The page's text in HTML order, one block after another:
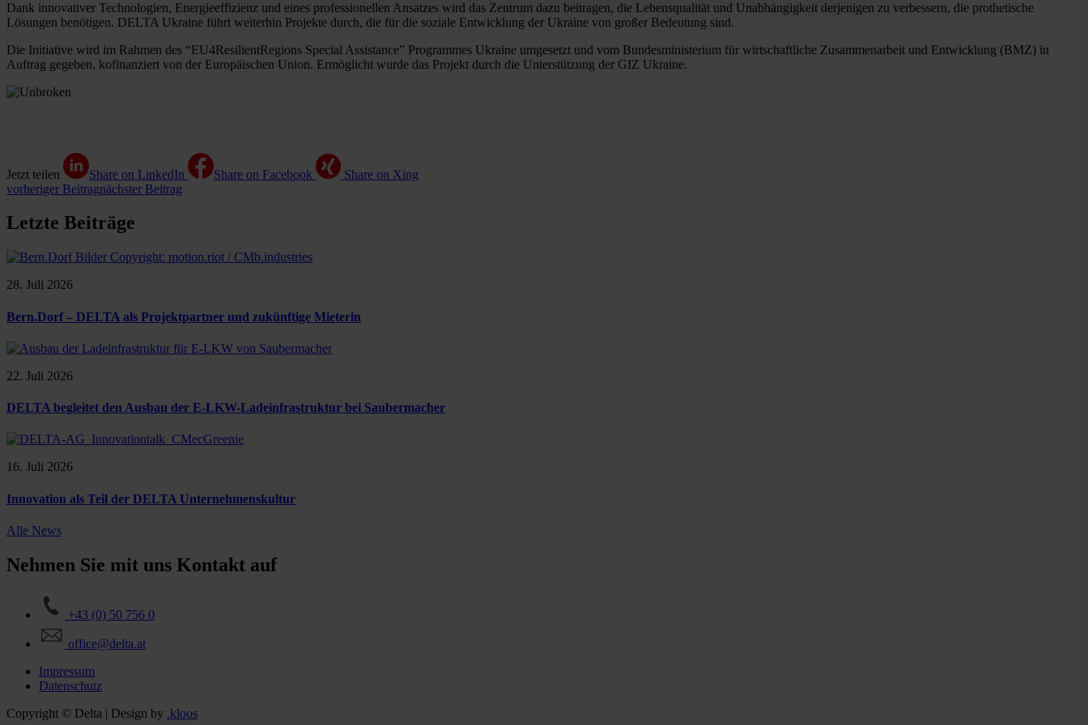
Dank innovativer Technologien, Energieeffizienz und eines professionellen Ansatzes wird das Zentrum dazu beitragen, die Lebensqualität und Unabhängigkeit derjenigen zu verbessern, die prothetische
Lösungen benötigen. DELTA Ukraine führt weiterhin Projekte durch, die für die soziale Entwicklung der Ukraine von großer Bedeutung sind.
Die Initiative wird im Rahmen des “EU4ResilientRegions Special Assistance” Programmes Ukraine umgesetzt und vom Bundesministerium für wirtschaftliche Zusammenarbeit und Entwicklung (BMZ) in
Auftrag gegeben, kofinanziert von der Europäischen Union. Ermöglicht wurde das Projekt durch die Unterstützung der GIZ Ukraine.
Jetzt teilen Share on LinkedIn Share on Facebook
Share on Xing
vorheriger Beitragnächster Beitrag
Letzte Beiträge
28. Juli 2026
Bern.Dorf – DELTA als Projektpartner und zukünftige Mieterin
22. Juli 2026
DELTA begleitet den Ausbau der E-LKW-Ladeinfrastruktur bei Saubermacher
16. Juli 2026
Innovation als Teil der DELTA Unternehmenskultur
Alle News
Nehmen Sie mit uns Kontakt auf
+43 (0) 50 756 0
office@delta.at
Impressum
Datenschutz
Copyright © Delta | Design by .kloos